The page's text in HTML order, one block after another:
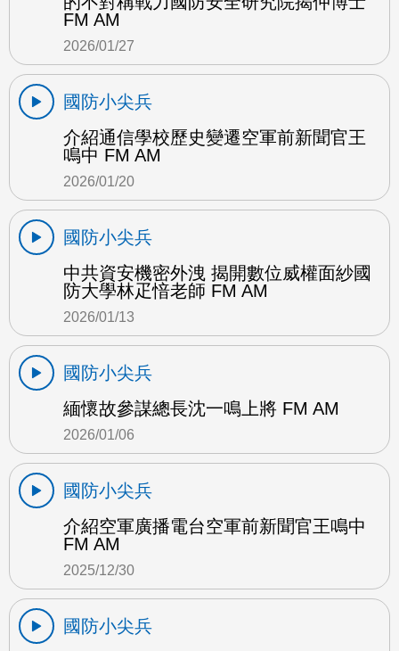
FM AM
2026/01/27
國防小尖兵
介紹通信學校歷史變遷空軍前新聞官王
鳴中 FM AM
2026/01/20
國防小尖兵
中共資安機密外洩 揭開數位威權面紗國
防大學林疋愔老師 FM AM
2026/01/13
國防小尖兵
緬懷故參謀總長沈一鳴上將 FM AM
2026/01/06
國防小尖兵
介紹空軍廣播電台空軍前新聞官王鳴中
FM AM
2025/12/30
國防小尖兵